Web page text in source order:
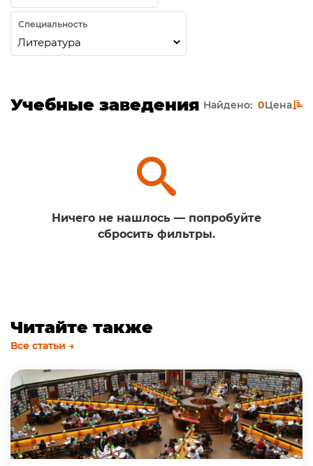
Специальность
Учебные заведения Найдено: 0Цена
Ничего не нашлось — попробуйте
сбросить фильтры.
Читайте также
Все статьи →